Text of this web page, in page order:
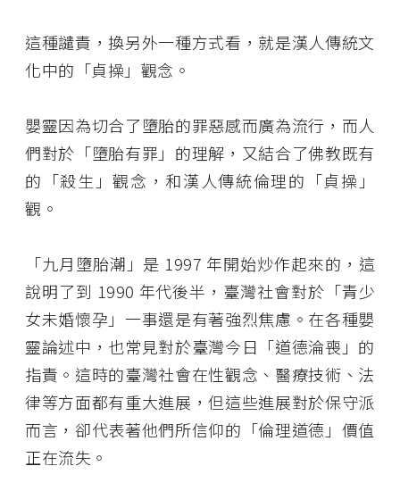
這種譴責，換另外一種方式看，就是漢人傳統文
化中的「貞操」觀念。
嬰靈因為切合了墮胎的罪惡感而廣為流行，而人
們對於「墮胎有罪」的理解，又結合了佛教既有
的「殺生」觀念，和漢人傳統倫理的「貞操」
觀。
「九月墮胎潮」是 1997 年開始炒作起來的，這
說明了到 1990 年代後半，臺灣社會對於「青少
女未婚懷孕」一事還是有著強烈焦慮。在各種嬰
靈論述中，也常見對於臺灣今日「道德淪喪」的
指責。這時的臺灣社會在性觀念、醫療技術、法
律等方面都有重大進展，但這些進展對於保守派
而言，卻代表著他們所信仰的「倫理道德」價值
正在流失。